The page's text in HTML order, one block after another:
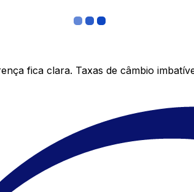
fica clara. Taxas de câmbio